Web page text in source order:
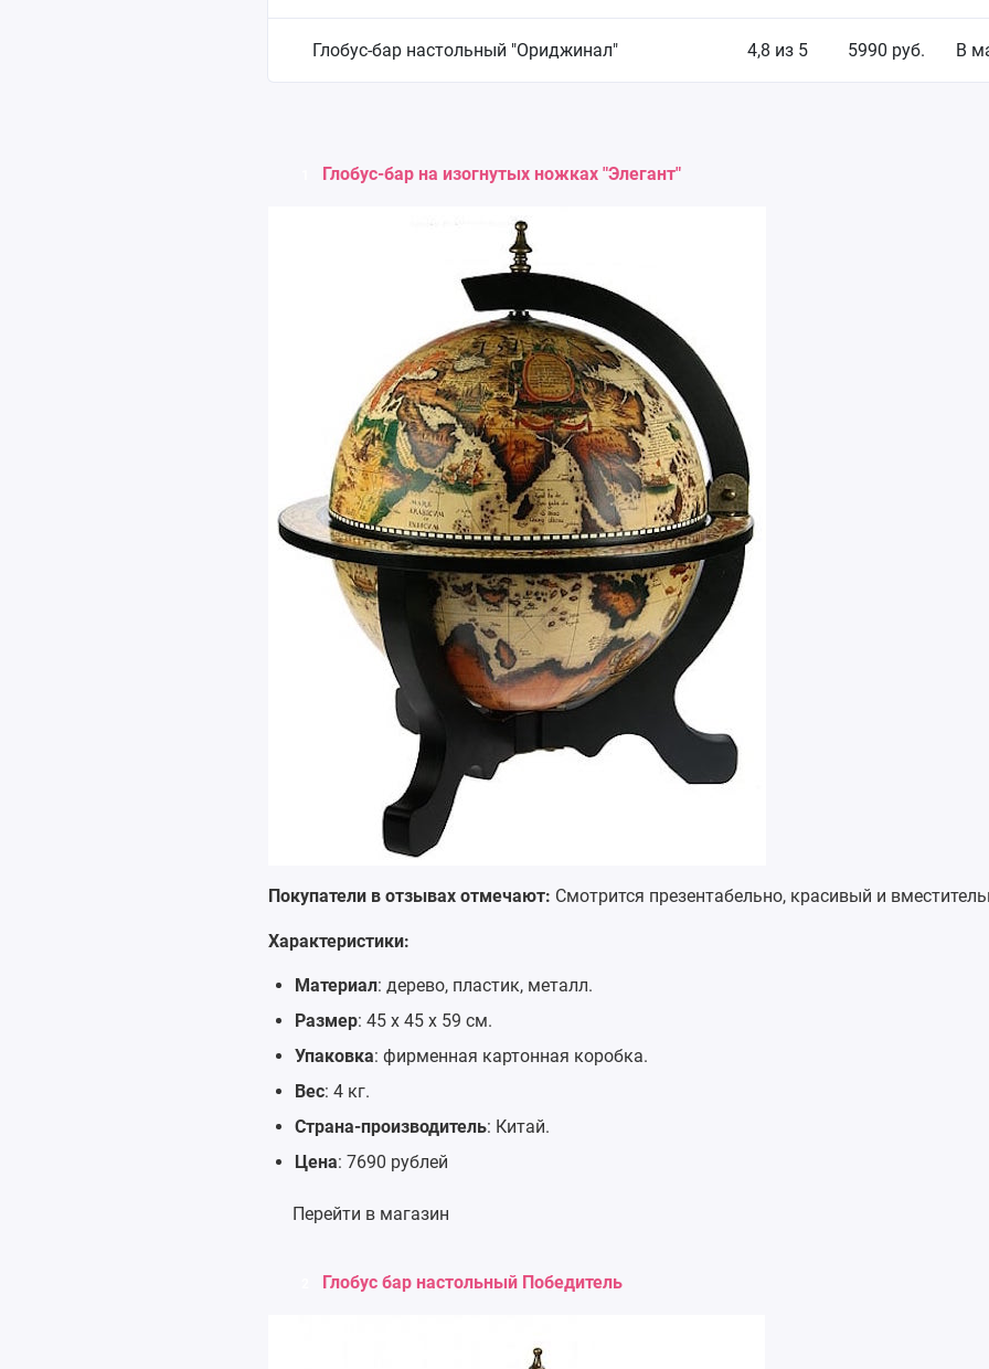
Глобус-бар настольный "Ориджинал" 4,8 из 5 5990 руб. В
Глобус-бар на изогнутых ножках "Элегант"
Покупатели в отзывах отмечают: Смотрится презентабельно, красивый и
Характеристики:
Материал: дерево, пластик, металл.
Размер: 45 х 45 х 59 см.
Упаковка: фирменная картонная коробка.
Вес: 4 кг.
Страна-производитель: Китай.
Цена: 7690 рублей
Перейти в магазин
Глобус бар настольный Победитель